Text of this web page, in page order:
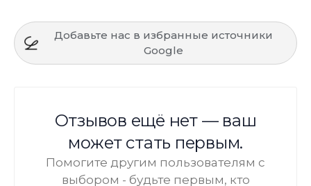
Добавьте нас в избранные источники
Google
Отзывов ещё нет — ваш
может стать первым.
Помогите другим пользователям с
выбором - будьте первым, кто